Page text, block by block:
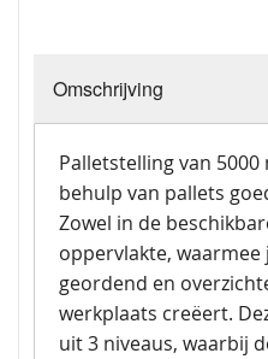
Omschrijving
Palletstelling van
behulp van pallets
Zowel in de
oppervlakte,
geordend en
werkplaats creëert.
uit 3 niveaus, waarbij